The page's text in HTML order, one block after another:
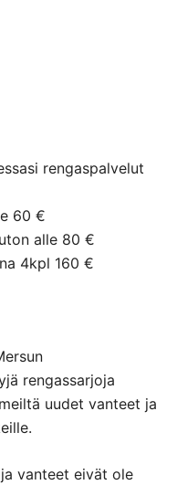
rengaspalvelut
60 €
alle 80 €
4kpl 160 €
rengassarjoja
uudet vanteet ja
vanteet eivät ole